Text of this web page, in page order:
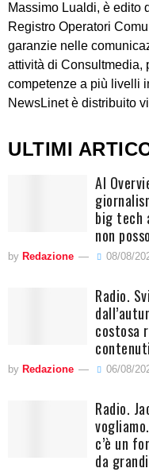
Massimo Lualdi, è edito
Registro Operatori
garanzie nelle
attività di Consultmedia,
competenze a più livelli
NewsLinet è distribuito
ULTIMI
AI
big tech
non
by Redazione 08/08/
Radio.
costosa
by Redazione 06/08/
Radio.
c’è un
da